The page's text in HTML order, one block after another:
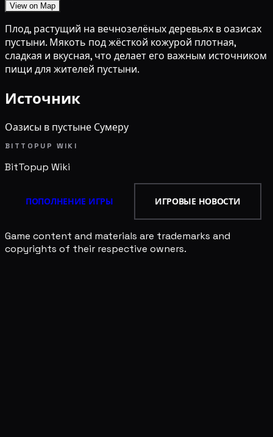
View on Map
Плод, растущий на вечнозелёных деревьях в оазисах
пустыни. Мякоть под жёсткой кожурой плотная,
сладкая и вкусная, что делает его важным источником
пищи для жителей пустыни.
Источник
Оазисы в пустыне Сумеру
BITTOPUP WIKI
BitTopup Wiki
ПОПОЛНЕНИЕ ИГРЫ ИГРОВЫЕ НОВОСТИ
Game content and materials are trademarks and
copyrights of their respective owners.